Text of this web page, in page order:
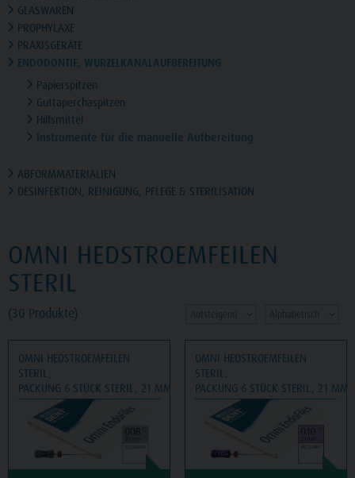
OMNI HEDSTROEMFEILEN
STERIL
(30 Produkte)
OMNI HEDSTROEMFEILEN
STERIL,
PACKUNG 6 STÜCK STERIL, 21 MM, ISO 008
OMNI HEDSTROEMFEILEN
STERIL,
PACKUNG 6 STÜCK STERIL, 21
GLASWAREN
PROPHYLAXE
PRAXISGERÄTE
ENDODONTIE, WURZELKANALAUFBEREITUNG
Papierspitzen
Guttaperchaspitzen
Hilfsmittel
Instrumente für die manuelle Aufbereitung
ABFORMMATERIALIEN
DESINFEKTION, REINIGUNG, PFLEGE & STERILISATION